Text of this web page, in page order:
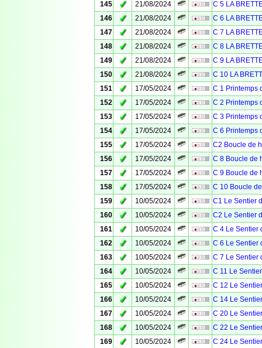
145
✓ 21/08/2024
C 5 LA
146
✓ 21/08/2024
C 6 LA
147
✓ 21/08/2024
C 7 LA
148
✓ 21/08/2024
C 8 LA
149
✓ 21/08/2024
C 9 LA
150
✓ 21/08/2024
C 10 LA
151
✓ 17/05/2024
C 1 Printemps
152
✓ 17/05/2024
C 2 Printemps
153
✓ 17/05/2024
C 3 Printemps
154
✓ 17/05/2024
C 6 Printemps
155
✓ 17/05/2024
C2 Boucle de
156
✓ 17/05/2024
C 8 Boucle de
157
✓ 17/05/2024
C 9 Boucle de
158
✓ 17/05/2024
C 10 Boucle
159
✓ 10/05/2024
C1 Le Sentier
160
✓ 10/05/2024
C2 Le Sentier
161
✓ 10/05/2024
C 4 Le Sentier
162
✓ 10/05/2024
C 6 Le Sentier
163
✓ 10/05/2024
C 7 Le Sentier
164
✓ 10/05/2024
C 11 Le
165
✓ 10/05/2024
C 12 Le
166
✓ 10/05/2024
C 14 Le
167
✓ 10/05/2024
C 20 Le
168
✓ 10/05/2024
C 22 Le
169
✓ 10/05/2024
C 24 Le